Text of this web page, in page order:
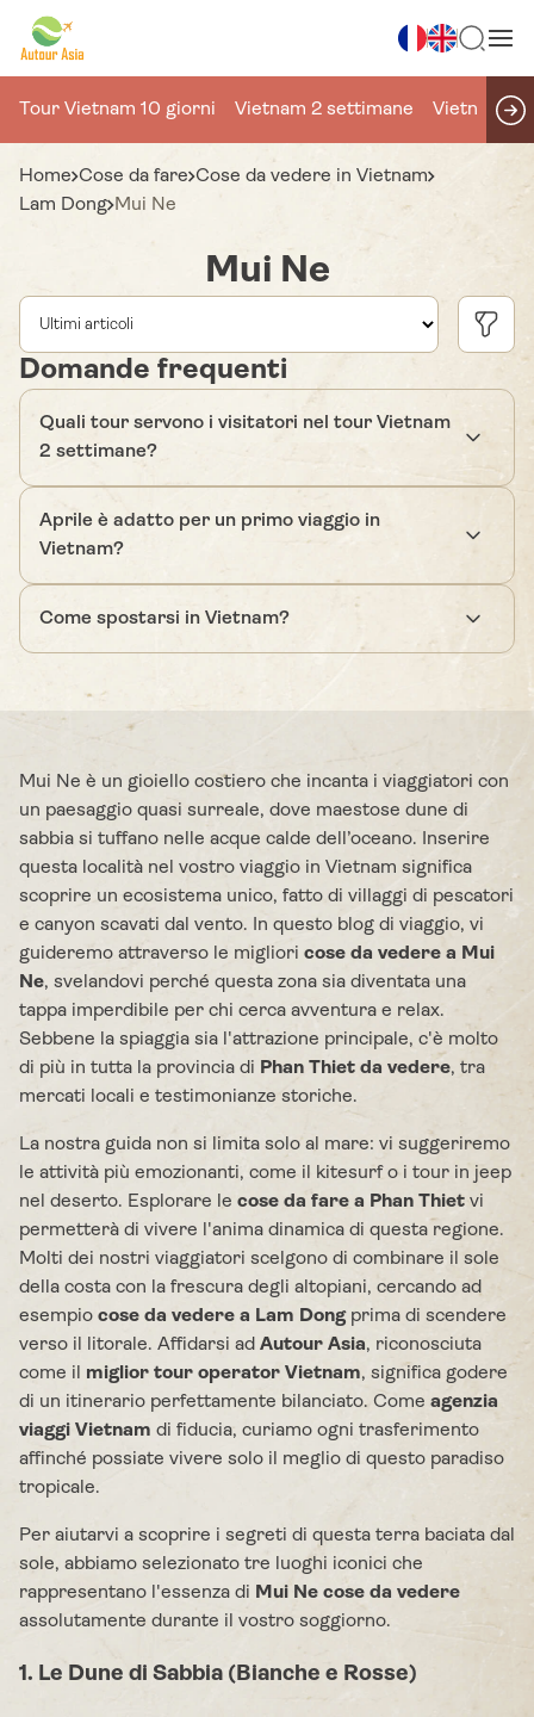
Tour Vietnam 10 giorni Vietnam 2 settimane Vietnam
Home Cose da fare Cose da vedere in Vietnam
Lam Dong Mui Ne
Mui Ne
Domande frequenti
Quali tour servono i visitatori nel tour Vietnam
2 settimane?
Aprile è adatto per un primo viaggio in
Vietnam?
Come spostarsi in Vietnam?
Mui Ne è un gioiello costiero che incanta i viaggiatori con
un paesaggio quasi surreale, dove maestose dune di
sabbia si tuffano nelle acque calde dell’oceano. Inserire
questa località nel vostro viaggio in Vietnam significa
scoprire un ecosistema unico, fatto di villaggi di pescatori
e canyon scavati dal vento. In questo blog di viaggio, vi
guideremo attraverso le migliori cose da vedere a Mui
Ne, svelandovi perché questa zona sia diventata una
tappa imperdibile per chi cerca avventura e relax.
Sebbene la spiaggia sia l'attrazione principale, c'è molto
di più in tutta la provincia di Phan Thiet da vedere, tra
mercati locali e testimonianze storiche.
La nostra guida non si limita solo al mare: vi suggeriremo
le attività più emozionanti, come il kitesurf o i tour in jeep
nel deserto. Esplorare le cose da fare a Phan Thiet vi
permetterà di vivere l'anima dinamica di questa regione.
Molti dei nostri viaggiatori scelgono di combinare il sole
della costa con la frescura degli altopiani, cercando ad
esempio cose da vedere a Lam Dongprima di scendere
verso il litorale. Affidarsi ad Autour Asia, riconosciuta
come il miglior tour operator Vietnam, significa godere
di un itinerario perfettamente bilanciato. Come agenzia
viaggi Vietnam di fiducia, curiamo ogni trasferimento
affinché possiate vivere solo il meglio di questo paradiso
tropicale.
Per aiutarvi a scoprire i segreti di questa terra baciata dal
sole, abbiamo selezionato tre luoghi iconici che
rappresentano l'essenza di Mui Ne cose da vedere
assolutamente durante il vostro soggiorno.
1. Le Dune di Sabbia (Bianche e Rosse)